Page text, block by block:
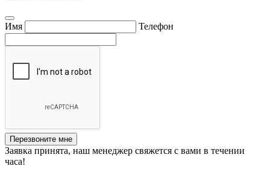
Имя Телефон
Перезвоните мне
Заявка принята, наш менеджер свяжется с вами в течении
часа!